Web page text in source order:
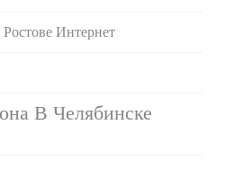
Интернет
В Челябинске